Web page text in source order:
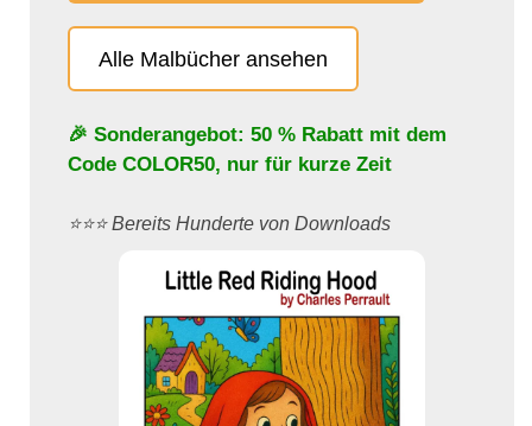
Alle Malbücher ansehen
🎉 Sonderangebot: 50 % Rabatt mit dem
Code COLOR50, nur für kurze Zeit
⭐️⭐️⭐️ Bereits Hunderte von Downloads